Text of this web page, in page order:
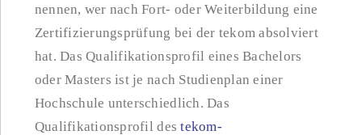
nennen, wer nach Fort- oder Weiterbildung eine
Zertifizierungsprüfung bei der tekom absolviert
hat. Das Qualifikationsprofil eines Bachelors
oder Masters ist je nach Studienplan einer
Hochschule unterschiedlich. Das
Qualifikationsprofil destekom-